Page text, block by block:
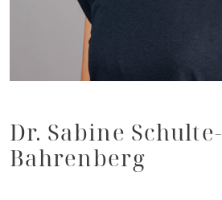
Dr. Sabine Schulte-
Bahrenberg